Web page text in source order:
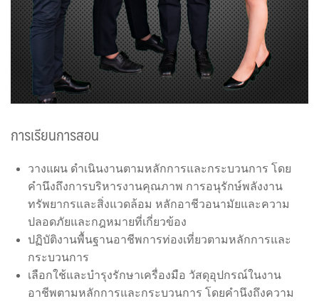
การเรียนการสอน
วางแผน ดำเนินงานตามหลักการและกระบวนการ โดย
คำนึงถึงการบริหารงานคุณภาพ การอนุรักษ์พลังงาน
ทรัพยากรและสิ่งแวดล้อม หลักอาชีวอนามัยและความ
ปลอดภัยและกฎหมายที่เกี่ยวข้อง
ปฏิบัติงานพื้นฐานอาชีพการท่องเที่ยวตามหลักการและ
กระบวนการ
เลือกใช้และบำรุงรักษาเครื่องมือ วัสดุอุปกรณ์ในงาน
อาชีพตามหลักการและกระบวนการ โดยคำนึงถึงความ